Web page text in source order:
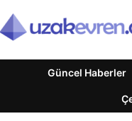
Güncel Haberler